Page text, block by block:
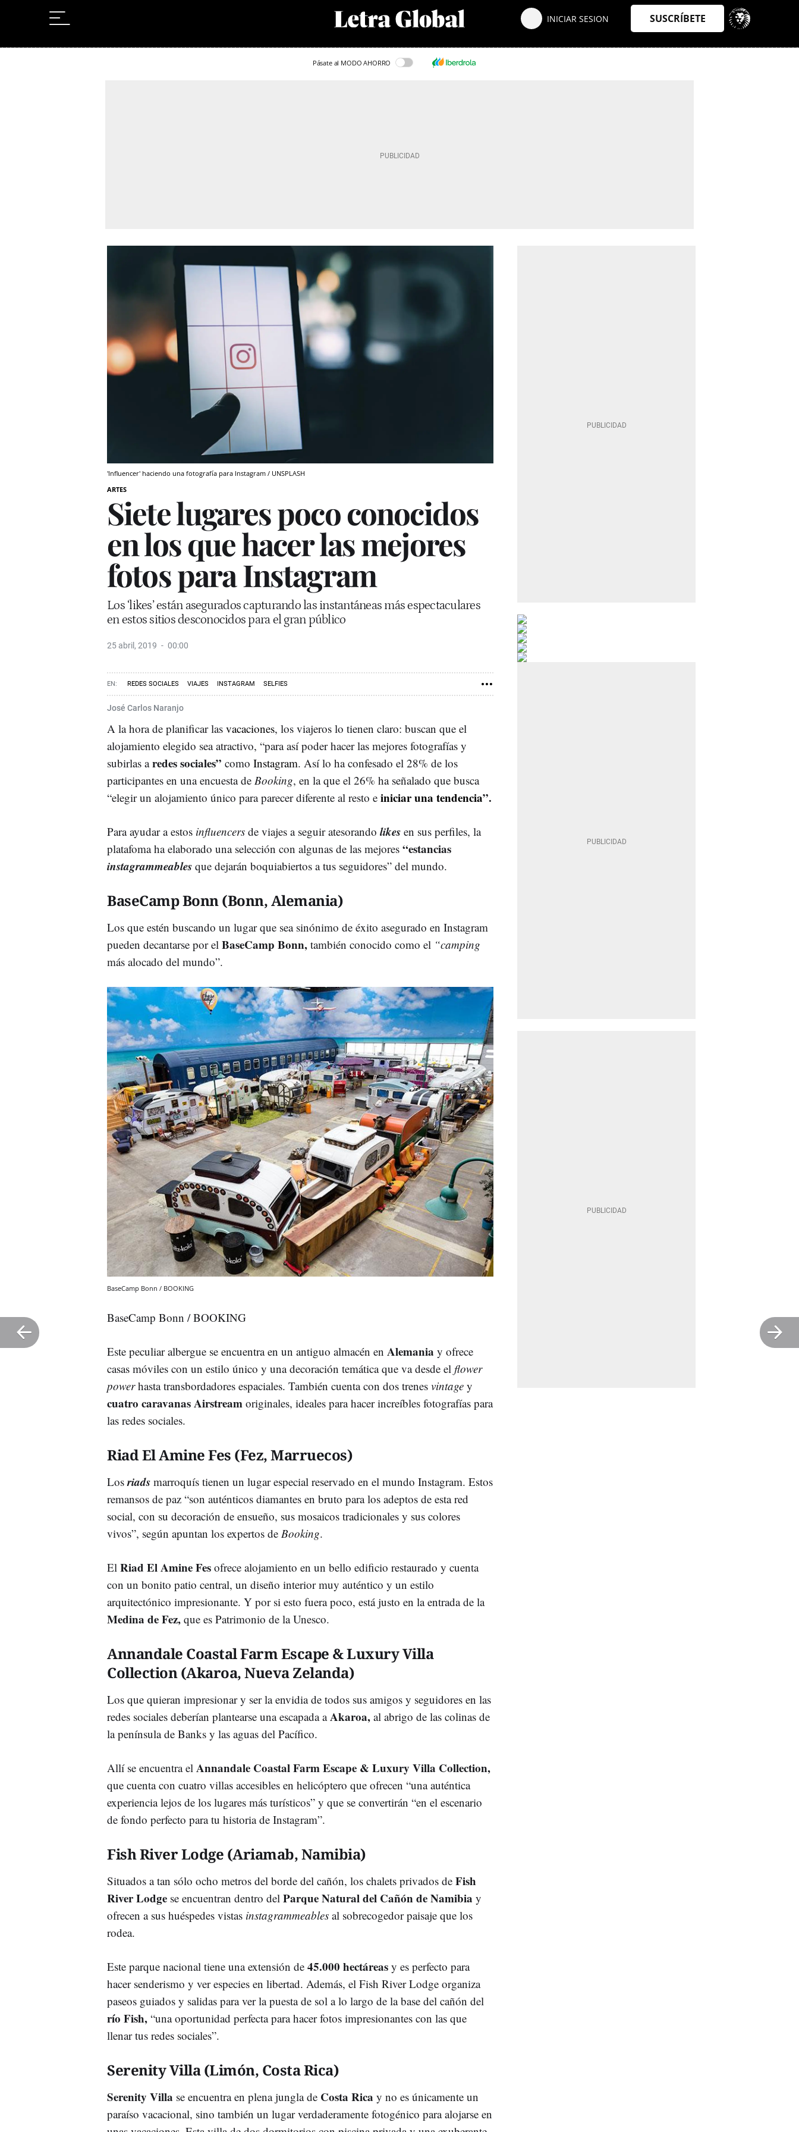
Pásate al MODO AHORRO
'Influencer' haciendo una fotografía para Instagram / UNSPLASH
ARTES
Siete lugares poco conocidos
en los que hacer las mejores
fotos para Instagram
Los ‘likes’ están asegurados capturando las instantáneas más espectaculares
en estos sitios desconocidos para el gran público
25 abril, 2019 00:00
REDES SOCIALES VIAJES INSTAGRAM SELFIES
José Carlos Naranjo
A la hora de planificar las vacaciones, los viajeros lo tienen claro: buscan que el
alojamiento elegido sea atractivo, “para así poder hacer las mejores fotografías y
subirlas aredes sociales” como Instagram. Así lo ha confesado el 28% de los
participantes en una encuesta de Booking, en la que el 26% ha señalado que busca
“elegir un alojamiento único para parecer diferente al resto e iniciar una tendencia”.
Para ayudar a estos influencers de viajes a seguir atesorando likes en sus perfiles, la
platafoma ha elaborado una selección con algunas de las mejores “estancias
instagrammeables que dejarán boquiabiertos a tus seguidores” del mundo.
BaseCamp Bonn (Bonn, Alemania)
Los que estén buscando un lugar que sea sinónimo de éxito asegurado en Instagram
pueden decantarse por el BaseCamp Bonn, también conocido como el “camping
más alocado del mundo”.
BaseCamp Bonn / BOOKING
BaseCamp Bonn / BOOKING
Este peculiar albergue se encuentra en un antiguo almacén en Alemania y ofrece
casas móviles con un estilo único y una decoración temática que va desde el flower
powerhasta transbordadores espaciales. También cuenta con dos trenes vintage y
cuatro caravanas Airstream originales, ideales para hacer increíbles fotografías para
las redes sociales.
Riad El Amine Fes (Fez, Marruecos)
Losriads marroquís tienen un lugar especial reservado en el mundo Instagram. Estos
remansos de paz “son auténticos diamantes en bruto para los adeptos de esta red
social, con su decoración de ensueño, sus mosaicos tradicionales y sus colores
vivos”, según apuntan los expertos de Booking.
El Riad El Amine Fes ofrece alojamiento en un bello edificio restaurado y cuenta
con un bonito patio central, un diseño interior muy auténtico y un estilo
arquitectónico impresionante. Y por si esto fuera poco, está justo en la entrada de la
Medina de Fez, que es Patrimonio de la Unesco.
Annandale Coastal Farm Escape & Luxury Villa
Collection (Akaroa, Nueva Zelanda)
Los que quieran impresionar y ser la envidia de todos sus amigos y seguidores en las
redes sociales deberían plantearse una escapada aAkaroa, al abrigo de las colinas de
la península de Banks y las aguas del Pacífico.
Allí se encuentra el Annandale Coastal Farm Escape & Luxury Villa Collection,
que cuenta con cuatro villas accesibles en helicóptero que ofrecen “una auténtica
experiencia lejos de los lugares más turísticos” y que se convertirán “en el escenario
de fondo perfecto para tu historia de Instagram”.
Fish River Lodge (Ariamab, Namibia)
Situados a tan sólo ocho metros del borde del cañón, los chalets privados de Fish
River Lodge se encuentran dentro del Parque Natural del Cañón de Namibia y
ofrecen a sus huéspedes vistas instagrammeables al sobrecogedor paisaje que los
rodea.
Este parque nacional tiene una extensión de 45.000 hectáreas y es perfecto para
hacer senderismo y ver especies en libertad. Además, el Fish River Lodge organiza
paseos guiados y salidas para ver la puesta de sol a lo largo de la base del cañón del
río Fish, “una oportunidad perfecta para hacer fotos impresionantes con las que
llenar tus redes sociales”.
Serenity Villa (Limón, Costa Rica)
Serenity Villa se encuentra en plena jungla de Costa Rica y no es únicamente un
paraíso vacacional, sino también un lugar verdaderamente fotogénico para alojarse en